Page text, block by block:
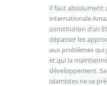
Il faut absolument
internationale
constitution d’un
dépasser les
aux problèmes qui
et qui la
développement.
islamistes ne se